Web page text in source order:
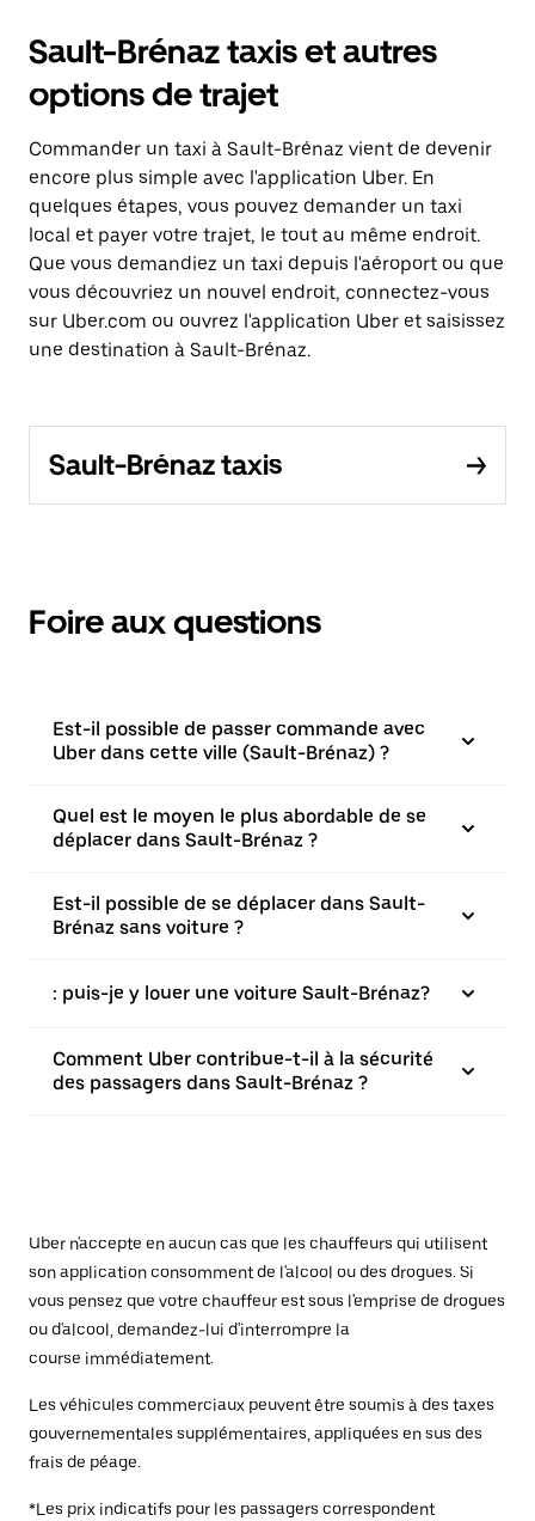
Sault-Brénaz taxis et autres
options de trajet
Commander un taxi à Sault-Brénaz vient de devenir
encore plus simple avec l'application Uber. En
quelques étapes, vous pouvez demander un taxi
local et payer votre trajet, le tout au même endroit.
Que vous demandiez un taxi depuis l'aéroport ou que
vous découvriez un nouvel endroit, connectez-vous
sur Uber.com ou ouvrez l'application Uber et saisissez
une destination à Sault-Brénaz.
Sault-Brénaz taxis
Foire aux questions
Est-il possible de passer commande avec
Uber dans cette ville (Sault-Brénaz) ?
Quel est le moyen le plus abordable de se
déplacer dans Sault-Brénaz ?
Est-il possible de se déplacer dans Sault-
Brénaz sans voiture ?
: puis-je y louer une voiture Sault-Brénaz?
Comment Uber contribue-t-il à la sécurité
des passagers dans Sault-Brénaz ?
Uber n'accepte en aucun cas que les chauffeurs qui utilisent
son application consomment de l'alcool ou des drogues. Si
vous pensez que votre chauffeur est sous l'emprise de drogues
ou d'alcool, demandez-lui d'interrompre la
course immédiatement.
Les véhicules commerciaux peuvent être soumis à des taxes
gouvernementales supplémentaires, appliquées en sus des
frais de péage.
*Les prix indicatifs pour les passagers correspondent